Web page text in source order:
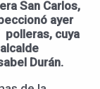
San Carlos,
ayer
polleras, cuya
Durán.